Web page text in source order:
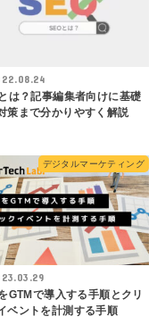
は？記事編集者向けに基礎
策まで分かりやすく解説
デジタルマーケティング
GTMで導入する手順とクリ
ベントを計測する手順